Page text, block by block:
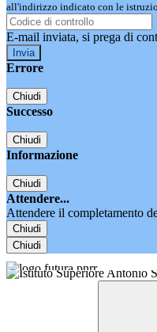
all'indirizzo indicato con le
E-mail inviata, si prega di
Errore
Chiudi
Successo
Chiudi
Informazione
Chiudi
Attendere...
Attendere il completamento
Chiudi
Chiudi